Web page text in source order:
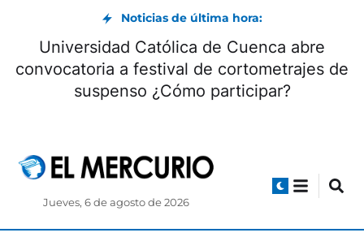
Noticias de última hora:
Universidad Católica de Cuenca abre
convocatoria a festival de cortometrajes de
suspenso ¿Cómo participar?
Jueves, 6 de agosto de 2026